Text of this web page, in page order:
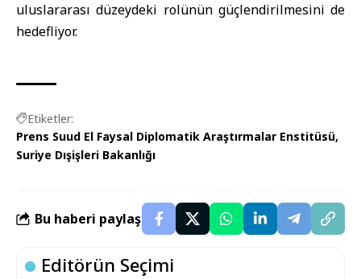
uluslararası düzeydeki rolünün güçlendirilmesini de
hedefliyor.
Etiketler:
Prens Suud El Faysal Diplomatik Araştırmalar Enstitüsü
Suriye Dışişleri Bakanlığı
Bu haberi paylaş
Editörün Seçimi